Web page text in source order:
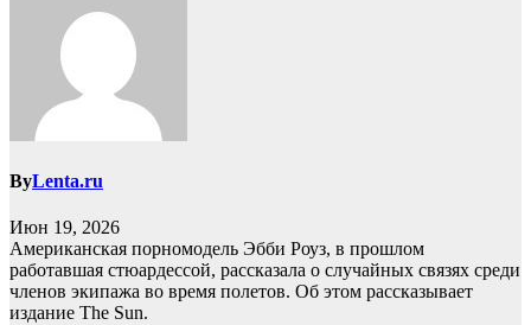
ByLenta.ru
Июн 19, 2026
Американская порномодель Эбби Роуз, в прошлом
работавшая стюардессой, рассказала о случайных связях среди
членов экипажа во время полетов. Об этом рассказывает
издание The Sun.